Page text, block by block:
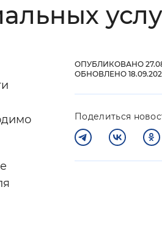
ОПУБЛИКОВАНО
ОБНОВЛЕНО
Поделиться